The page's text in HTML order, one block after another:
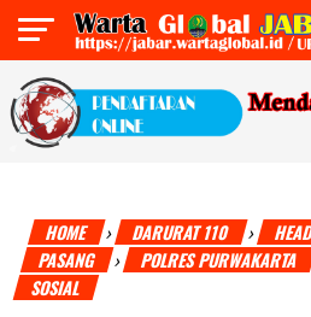
HOME › DARURAT 110 ›
PASANG › POLRES PURWAKARTA
SOSIAL